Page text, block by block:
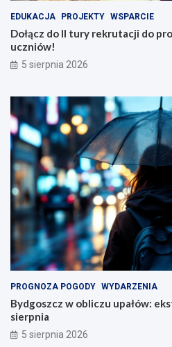
EDUKACJA PROJEKTY WSPARCIE
Dołącz do II tury rekrutacji do
uczniów!
5 sierpnia 2026
PROGNOZA POGODY WYDARZENIA
Bydgoszcz w obliczu upałów:
sierpnia
5 sierpnia 2026